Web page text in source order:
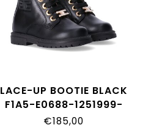
LACE-UP BOOTIE BLACK
F1A5-E0688-1251999-
€185,00